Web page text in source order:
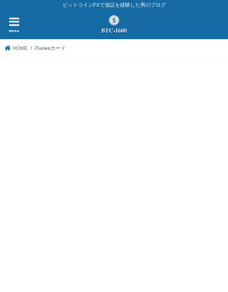
ビットコインFXで追証を経験した男のブログ
menu
HOME iTunesカード